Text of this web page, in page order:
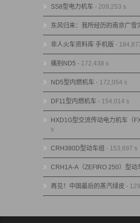
SS8型电力机车 - 209,253 s
东风归来：我所经历的南京广雪
非人火车资料库 手机版 -
痛别ND5 - 172,438 s
ND5型内燃机车 - 172,054 s
DF11型内燃机车 - 154,014 s
HXD1G型交流传动电力机车（
s
CRH380D型动车组 - 153,697 s
CRH1A-A（ZEFIRO 250）型动
再见！中国最后的蒸汽绿皮 -